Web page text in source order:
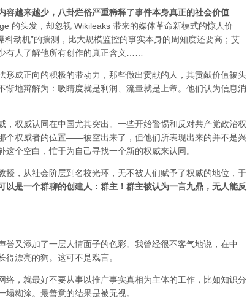
容越来越少，八卦烂俗严重稀释了事件本身真正的社会价值
的头发，却忽视 Wikileaks 带来的媒体革命新模式的惊人价
动机”的揣测，比大规模监控的事实本身的周知度还要高；艾
有人了解他所有创作的真正含义……
形成正向的积极的带动力，那些做出贡献的人，其贡献价值被头
惭地辩解为：吸睛度就是利润、流量就是上帝。他们认为信息消
，权威认同在中国尤其突出。一些开始警惕和反对共产党政治权
权威者的位置——被空出来了，但他们所表现出来的并不是兴
个空白，忙于为自己寻找一个新的权威来认同。
授，从社会阶层到名校光环，无不被人们赋予了权威的地位，于
以是一个群聊的创建人：群主！群主被认为一言九鼎，无人能反
誉又添加了一层人情面子的色彩。我曾经很不客气地说，在中
漂亮的狗。这可不是戏言。
络，就最好不要从事以推广事实真相为主体的工作，比如知识分
糊涂。最善意的结果是被无视。